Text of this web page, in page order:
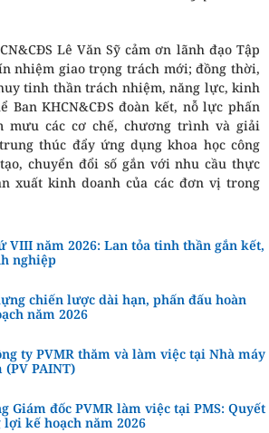
Lê Văn Sỹ cảm ơn lãnh đạo Tập
nhiệm giao trọng trách mới; đồng thời,
tinh thần trách nhiệm, năng lực, kinh
Ban KHCN&CĐS đoàn kết, nỗ lực phấn
mưu các cơ chế, chương trình và giải
thúc đẩy ứng dụng khoa học công
chuyển đổi số gắn với nhu cầu thực
xuất kinh doanh của các đơn vị trong
VIII năm 2026: Lan tỏa tinh thần gắn kết,
nghiệp
chiến lược dài hạn, phấn đấu hoàn
năm 2026
ty PVMR thăm và làm việc tại Nhà máy
PAINT)
Giám đốc PVMR làm việc tại PMS: Quyết
kế hoạch năm 2026